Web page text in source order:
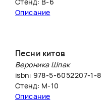
Описание
Песни китов
Вероника Шпак
isbn: 978-5-6052207-1-8
Стенд: М-10
Описание